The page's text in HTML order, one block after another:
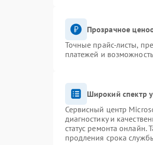
Прозрачное
Точные прайс-листы,
платежей и
Широкий спектр
Сервисный центр
диагностику и
статус ремонта онлайн.
продления срока